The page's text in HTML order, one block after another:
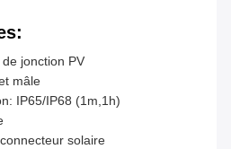
jonction PV
mâle
IP65/IP68 (1m,1h)
solaire